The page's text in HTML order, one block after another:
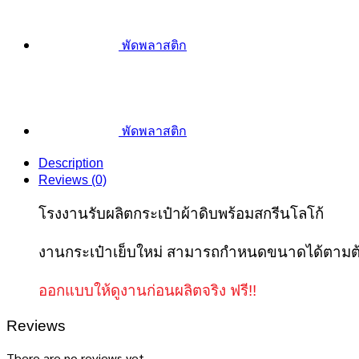
พัดพลาสติก
พัดพลาสติก
Description
Reviews (0)
โรงงานรับผลิตกระเป๋าผ้าดิบพร้อมสกรีนโลโก้
งานกระเป๋าเย็บใหม่ สามารถกำหนดขนาดได้ตาม
ออกแบบให้ดูงานก่อนผลิตจริง ฟรี!!
Reviews